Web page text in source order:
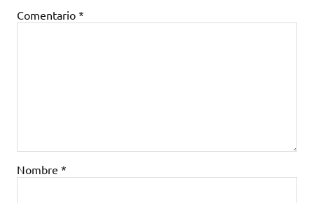
Comentario *
Nombre *